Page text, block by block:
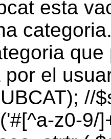
esta
el
//
z0-9/